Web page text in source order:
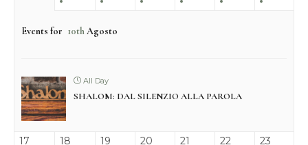
Events for 10thAgosto
All Day
SHALOM: DAL SILENZIO ALLA PAROLA
17 18 19 20 21 22 23